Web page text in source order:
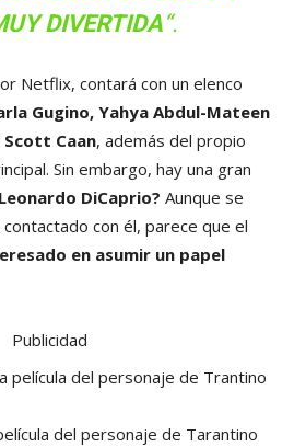
DIVERTIDA“.
Netflix, contará con un elenco
Gugino, Yahya Abdul-Mateen
Scott Caan, además del propio
Sin embargo, hay una gran
DiCaprio? Aunque se
con él, parece que el
en asumir un papel
Publicidad
del personaje de Tarantino